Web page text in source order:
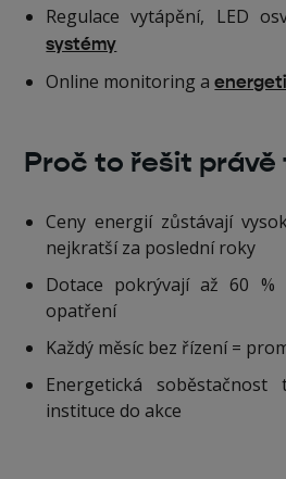
Regulace vytápění, LED
systémy
Online monitoring a
Proč to řešit
Ceny energií zůstávají
nejkratší za poslední roky
Dotace pokrývají až 60 %
opatření
Každý měsíc bez řízení =
Energetická
instituce do akce